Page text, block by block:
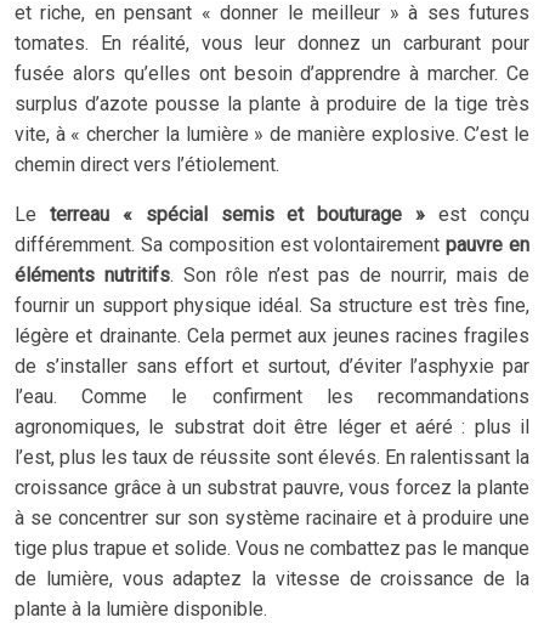
et riche, en pensant « donner le meilleur » à ses futures
tomates. En réalité, vous leur donnez un carburant pour
fusée alors qu’elles ont besoin d’apprendre à marcher. Ce
surplus d’azote pousse la plante à produire de la tige très
vite, à « chercher la lumière » de manière explosive. C’est le
chemin direct vers l’étiolement.
Le terreau « spécial semis et bouturage » est conçu
différemment. Sa composition est volontairementpauvre en
éléments nutritifs. Son rôle n’est pas de nourrir, mais de
fournir un support physique idéal. Sa structure est très fine,
légère et drainante. Cela permet aux jeunes racines fragiles
de s’installer sans effort et surtout, d’éviter l’asphyxie par
l’eau. Comme le confirment les recommandations
agronomiques, le substrat doit être léger et aéré : plus il
l’est, plus les taux de réussite sont élevés. En ralentissant la
croissance grâce à un substrat pauvre, vous forcez la plante
à se concentrer sur son système racinaire et à produire une
tige plus trapue et solide. Vous ne combattez pas le manque
de lumière, vous adaptez la vitesse de croissance de la
plante à la lumière disponible.